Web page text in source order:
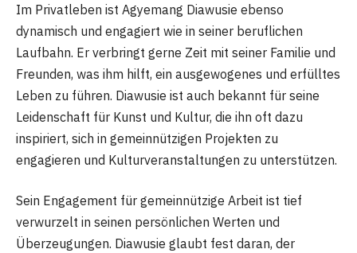
Im Privatleben ist Agyemang Diawusie ebenso
dynamisch und engagiert wie in seiner beruflichen
Laufbahn. Er verbringt gerne Zeit mit seiner Familie und
Freunden, was ihm hilft, ein ausgewogenes und erfülltes
Leben zu führen. Diawusie ist auch bekannt für seine
Leidenschaft für Kunst und Kultur, die ihn oft dazu
inspiriert, sich in gemeinnützigen Projekten zu
engagieren und Kulturveranstaltungen zu unterstützen.
Sein Engagement für gemeinnützige Arbeit ist tief
verwurzelt in seinen persönlichen Werten und
Überzeugungen. Diawusie glaubt fest daran, der